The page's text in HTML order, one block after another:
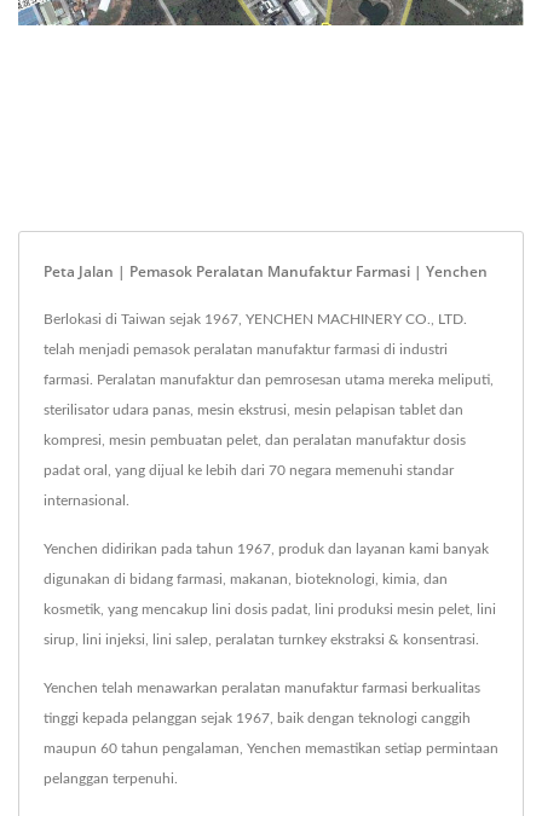
Peta Jalan | Pemasok Peralatan Manufaktur Farmasi | Yenchen
Berlokasi di Taiwan sejak 1967, YENCHEN MACHINERY CO., LTD.
telah menjadi pemasok peralatan manufaktur farmasi di industri
farmasi. Peralatan manufaktur dan pemrosesan utama mereka meliputi,
sterilisator udara panas, mesin ekstrusi, mesin pelapisan tablet dan
kompresi, mesin pembuatan pelet, dan peralatan manufaktur dosis
padat oral, yang dijual ke lebih dari 70 negara memenuhi standar
internasional.
Yenchen didirikan pada tahun 1967, produk dan layanan kami banyak
digunakan di bidang farmasi, makanan, bioteknologi, kimia, dan
kosmetik, yang mencakup lini dosis padat, lini produksi mesin pelet, lini
sirup, lini injeksi, lini salep, peralatan turnkey ekstraksi & konsentrasi.
Yenchen telah menawarkan peralatan manufaktur farmasi berkualitas
tinggi kepada pelanggan sejak 1967, baik dengan teknologi canggih
maupun 60 tahun pengalaman, Yenchen memastikan setiap permintaan
pelanggan terpenuhi.